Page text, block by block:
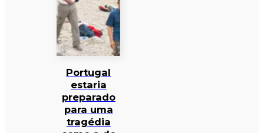
Portugal
estaria
preparado
para uma
tragédia